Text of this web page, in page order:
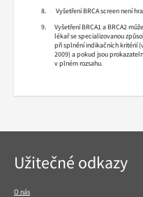
Vyšetření BRCA screen není
Vyšetření BRCA1 a BRCA2
lékař se specializovanou
při splnění indikačních kritérií
2009) a pokud jsou
v plném rozsahu.
Navigace
v
Užitečné odkazy
O nás